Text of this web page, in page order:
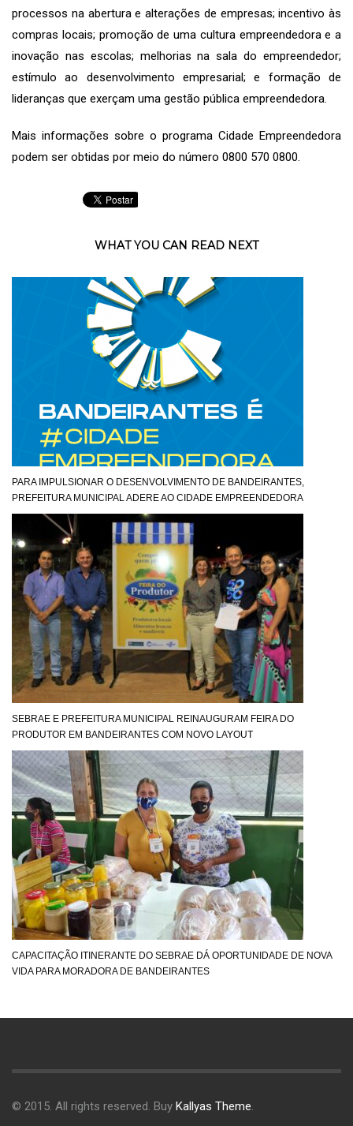
processos na abertura e alterações de empresas; incentivo às
compras locais; promoção de uma cultura empreendedora e a
inovação nas escolas; melhorias na sala do empreendedor;
estímulo ao desenvolvimento empresarial; e formação de
lideranças que exerçam uma gestão pública empreendedora.
Mais informações sobre o programa Cidade Empreendedora
podem ser obtidas por meio do número 0800 570 0800.
WHAT YOU CAN READ NEXT
PARA IMPULSIONAR O DESENVOLVIMENTO DE BANDEIRANTES,
PREFEITURA MUNICIPAL ADERE AO CIDADE EMPREENDEDORA
SEBRAE E PREFEITURA MUNICIPAL REINAUGURAM FEIRA DO
PRODUTOR EM BANDEIRANTES COM NOVO LAYOUT
CAPACITAÇÃO ITINERANTE DO SEBRAE DÁ OPORTUNIDADE DE NOVA
VIDA PARA MORADORA DE BANDEIRANTES
© 2015. All rights reserved. Buy Kallyas Theme.